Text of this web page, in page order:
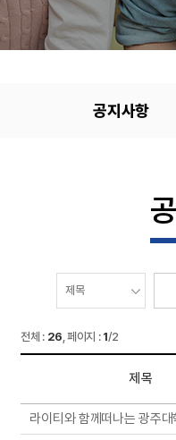
공지사항
전체 : 26, 페이지 : 1/2
제목
라이티와 함께떠나는 광주